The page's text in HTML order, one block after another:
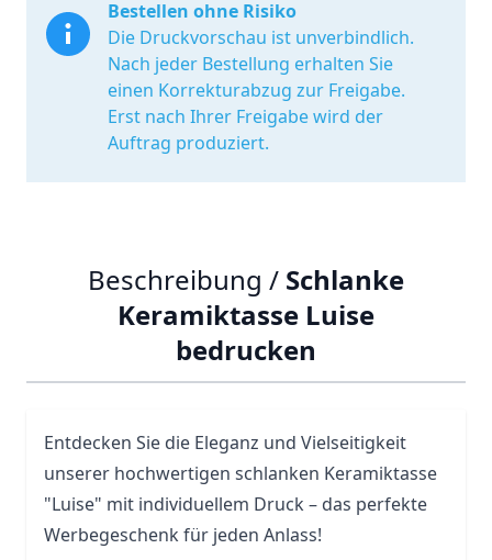
Bestellen ohne Risiko
Die Druckvorschau ist unverbindlich.
Nach jeder Bestellung erhalten Sie
einen Korrekturabzug zur Freigabe.
Erst nach Ihrer Freigabe wird der
Auftrag produziert.
Beschreibung / Schlanke
Keramiktasse Luise
bedrucken
Entdecken Sie die Eleganz und Vielseitigkeit
unserer hochwertigen schlanken Keramiktasse
"Luise" mit individuellem Druck – das perfekte
Werbegeschenk für jeden Anlass!